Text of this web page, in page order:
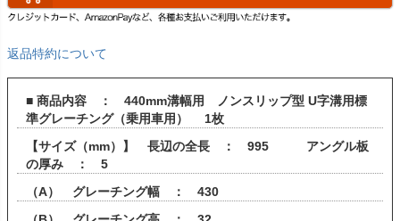
返品特約について
■ 商品内容 ： 440mm溝幅用 ノンスリップ型 U字溝用標
準グレーチング（乗用車用） 1枚
【サイズ（mm）】 長辺の全長 ： 995 アングル板
の厚み ： 5
（A） グレーチング幅 ： 430